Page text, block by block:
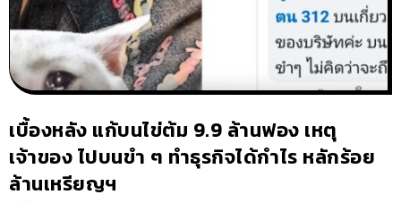
เบื้องหลัง แก้บนไข่ต้ม 9.9 ล้านฟอง เหตุ
เจ้าของ ไปบนขำ ๆ ทำธุรกิจได้กำไร หลักร้อย
ล้านเหรียญฯ